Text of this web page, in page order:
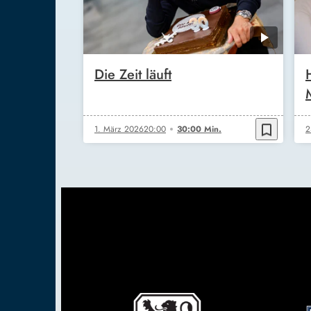
Die Zeit läuft
1. März 202620:00 30:00 Min. bookmark_border